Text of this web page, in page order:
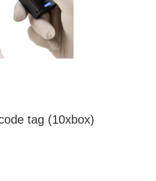
tag (10xbox)